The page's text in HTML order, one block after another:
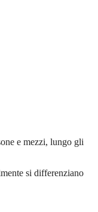
e mezzi, lungo gli
si differenziano